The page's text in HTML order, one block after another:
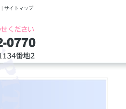
| サイトマップ